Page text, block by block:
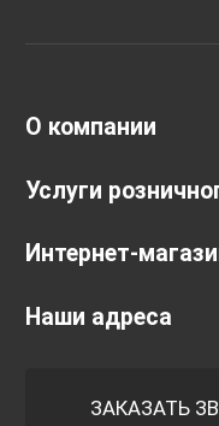
О компании
Услуги
Интернет-
Наши адреса
ЗАКАЗАТЬ